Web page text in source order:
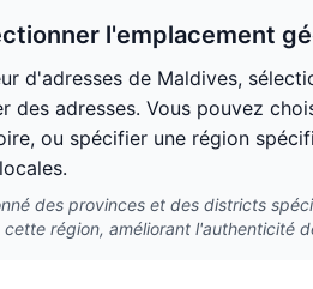
l'emplacement
d'adresses de Maldives,
des adresses. Vous pouvez
ou spécifier une région
des provinces et des districts
région, améliorant l'authenticité